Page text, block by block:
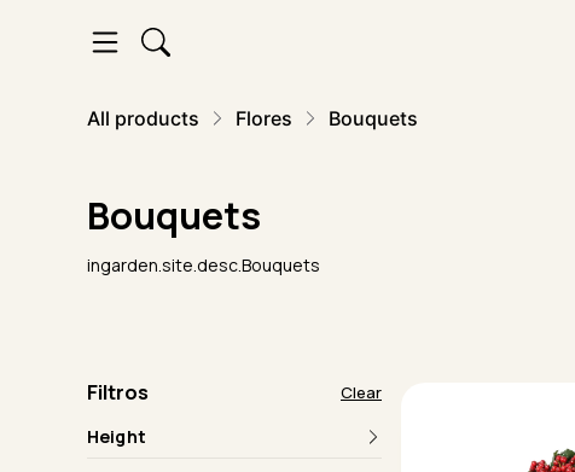
All products Flores Bouquets
Bouquets
ingarden.site.desc.Bouquets
Filtros Clear
Height